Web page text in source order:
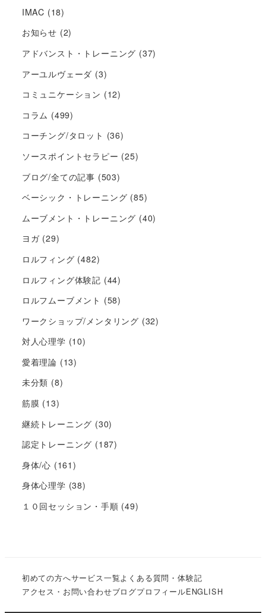
IMAC (18)
お知らせ (2)
アドバンスト・トレーニング (37)
アーユルヴェーダ (3)
コミュニケーション (12)
コラム (499)
コーチング/タロット (36)
ソースポイントセラピー (25)
ブログ/全ての記事 (503)
ベーシック・トレーニング (85)
ムーブメント・トレーニング (40)
ヨガ(29)
ロルフィング (482)
ロルフィング体験記 (44)
ロルフムーブメント (58)
ワークショップ/メンタリング (32)
対人心理学 (10)
愛着理論 (13)
未分類 (8)
筋膜 (13)
継続トレーニング (30)
認定トレーニング (187)
身体/心 (161)
身体心理学 (38)
１０回セッション・手順 (49)
初めての方へサービス一覧よくある質問・体験記
アクセス・お問い合わせブログプロフィールENGLISH